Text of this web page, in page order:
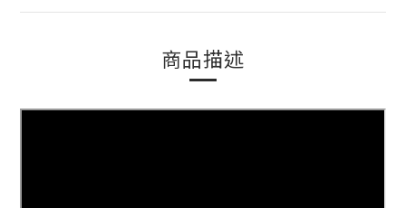
商品描述